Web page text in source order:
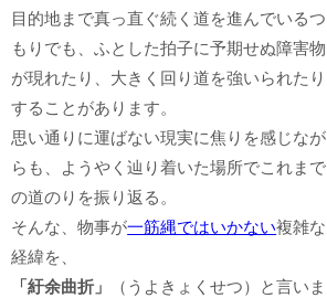
目的地まで真っ直ぐ続く道を進んでいるつ
もりでも、ふとした拍子に予期せぬ障害物
が現れたり、大きく回り道を強いられたり
することがあります。
思い通りに運ばない現実に焦りを感じなが
らも、ようやく辿り着いた場所でこれまで
の道のりを振り返る。
そんな、物事が一筋縄ではいかない複雑な
経緯を、
「紆余曲折」
（うよきょくせつ）と言いま